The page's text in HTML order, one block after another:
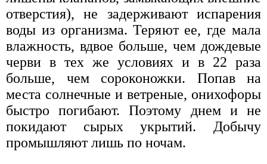
отверстия), не задерживают испарения
воды из организма. Теряют ее, где мала
влажность, вдвое больше, чем дождевые
черви в тех же условиях и в 22 раза
больше, чем сороконожки. Попав на
места солнечные и ветреные, онихофоры
быстро погибают. Поэтому днем и не
покидают сырых укрытий. Добычу
промышляют лишь по ночам.